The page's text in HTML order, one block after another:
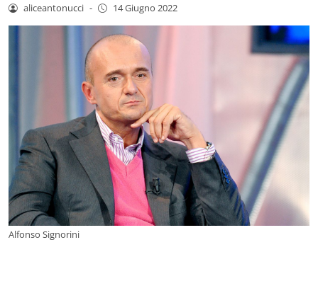
aliceantonucci - 14 Giugno 2022
Alfonso Signorini